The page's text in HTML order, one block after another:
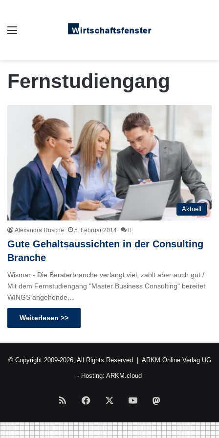
Fernstudiengang
Aktuell
Alexandra Rüsche 5. Februar 2014 0
Gute Gehaltsaussichten in der Consulting
Branche
Wismar - Die Beraterbranche verlangt viel, zahlt aber auch gut /
Mit dem Fernstudiengang "Master Business Consulting" bereitet
WINGS angehende…
Weiterlesen >>
© Copyright 2009-2026, All Rights Reserved | ARKM Online Verlag UG
- Hosting: ARKM.cloud
RSS Facebook YouTube